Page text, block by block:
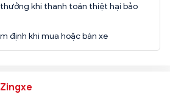
khi thanh toán thiệt hại bảo
định khi mua hoặc bán xe
Zingxe